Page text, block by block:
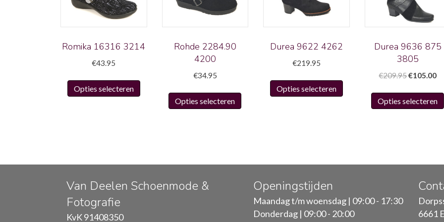
Romika 16316 3214
€43.95
Opties selecteren
Dit
product
gekozen
Rohde 2284.90
4200
€34.95
Opties selecteren
Dit
optie
kan
gekozen
worden
Durea 9622 4262
€219.95
Opties selecteren
Dit
product
op
Durea 9636 875
3805
€209.95
was:
€209.95.
€105.00
is:
Opties selecteren
Van Deelen Schoenmode &
Fotografie
KvK 91408350
Openingstijden
Maandag t/m woensdag | 09:00 - 17:30
Donderdag | 09:00 - 20:00
6661